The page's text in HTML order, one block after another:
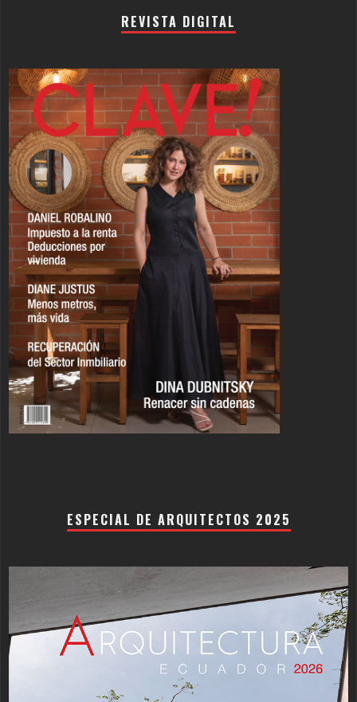
REVISTA DIGITAL
ESPECIAL DE ARQUITECTOS 2025